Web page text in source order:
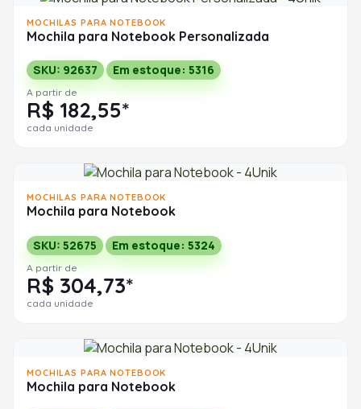
MOCHILAS PARA NOTEBOOK
Mochila para Notebook Personalizada
SKU: 92637 Em estoque: 5316
A partir de
R$ 182,55*
cada unidade
MOCHILAS PARA NOTEBOOK
Mochila para Notebook
SKU: 52675 Em estoque: 5324
A partir de
R$ 304,73*
cada unidade
MOCHILAS PARA NOTEBOOK
Mochila para Notebook